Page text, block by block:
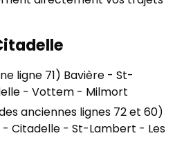
ligne 71) Bavière - St-
- Vottem - Milmort
anciennes lignes 72 et 60)
- Citadelle - St-Lambert - Les